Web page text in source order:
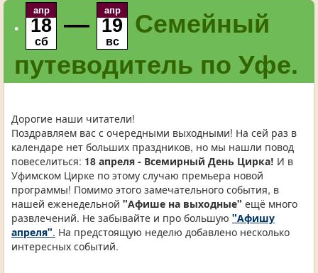
•
апр
18
сб
— апр
19
вс
Семейный
путеводитель по Уфе.
Дорогие наши читатели!
Поздравляем вас с очередными выходными! На сей раз в
календаре нет больших праздников, но мы нашли повод
повеселиться: 18 апреля - Всемирный День Цирка! И в
Уфимском Цирке по этому случаю премьера новой
программы! Помимо этого замечательного события, в
нашей еженедельной "Афише на выходные" ещё много
развлечений. Не забывайте и про большую "Афишу
апреля". На предстоящую неделю добавлено несколько
интересных событий.